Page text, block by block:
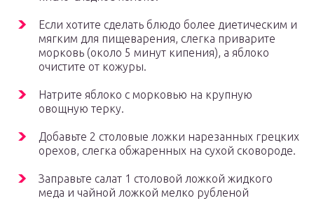
Если хотите сделать блюдо более диетическим и
мягким для пищеварения, слегка приварите
морковь (около 5 минут кипения), а яблоко
очистите от кожуры.
Натрите яблоко с морковью на крупную
овощную терку.
Добавьте 2 столовые ложки нарезанных грецких
орехов, слегка обжаренных на сухой сковороде.
Заправьте салат 1 столовой ложкой жидкого
меда и чайной ложкой мелко рубленой